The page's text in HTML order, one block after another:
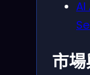
AI
市